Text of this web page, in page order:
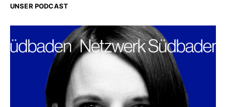
UNSER PODCAST